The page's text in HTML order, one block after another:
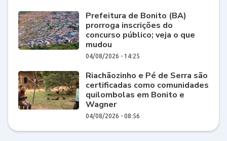
Prefeitura de Bonito (BA)
prorroga inscrições do
concurso público; veja o que
mudou
04/08/2026 - 14:25
Riachãozinho e Pé de Serra são
certificadas como comunidades
quilombolas em Bonito e
Wagner
04/08/2026 - 08:56